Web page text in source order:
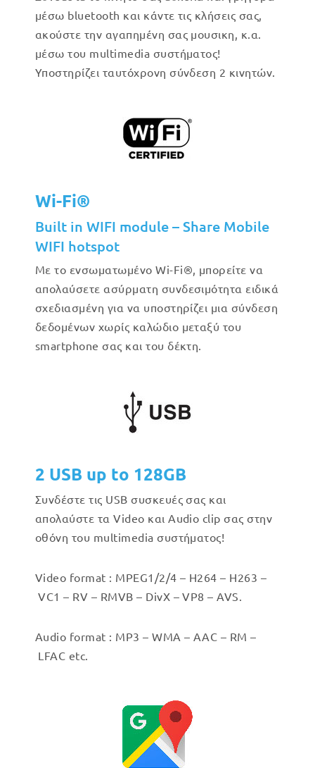
μέσω bluetooth και κάντε τις κλήσεις σας,
ακούστε την αγαπημένη σας μουσικη, κ.α.
μέσω του multimedia συστήματος!
Υποστηρίζει ταυτόχρονη σύνδεση 2 κινητών.
Wi-Fi®
Built in WIFI module – Share Mobile
WIFI hotspot
Με το ενσωματωμένο Wi-Fi®, μπορείτε να
απολαύσετε ασύρματη συνδεσιμότητα ειδικά
σχεδιασμένη για να υποστηρίζει μια σύνδεση
δεδομένων χωρίς καλώδιο μεταξύ του
smartphone σας και του δέκτη.
2 USB up to 128GB
Συνδέστε τις USB συσκευές σας και
απολαύστε τα Video και Audio clip σας στην
οθόνη του multimedia συστήματος!
Video format : MPEG1/2/4 – H264 – H263 –
VC1 – RV – RMVB – DivX – VP8 – AVS.
Audio format : MP3 – WMA – AAC – RM –
LFAC etc.